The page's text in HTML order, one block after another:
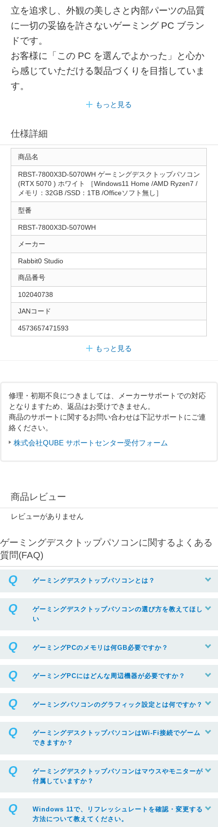
立を追求し、外観の美しさと内部パーツの品質
に一切の妥協を許さないゲーミング PC ブラン
ドです。
お客様に「この PC を選んでよかった」と心か
ら感じていただける製品づくりを目指していま
す。
もっと見る
仕様詳細
商品名
RBST-7800X3D-5070WH ゲーミングデスクトップパソコン
(RTX 5070 ) ホワイト ［Windows11 Home /AMD Ryzen7 /
メモリ：32GB /SSD：1TB /Officeソフト無し］
型番
RBST-7800X3D-5070WH
メーカー
Rabbit0 Studio
商品番号
102040738
JANコード
4573657471593
もっと見る
修理・初期不良につきましては、メーカーサポートでの対応
となりますため、返品はお受けできません。
商品のサポートに関するお問い合わせは下記サポートにご連
絡ください。
株式会社QUBE サポートセンター受付フォーム
商品レビュー
レビューがありません
ゲーミングデスクトップパソコンに関するよくある
質問(FAQ)
ゲーミングデスクトップパソコンとは？
ゲーミングデスクトップパソコンの選び方を教えてほし
い
ゲーミングPCのメモリは何GB必要ですか？
ゲーミングPCにはどんな周辺機器が必要ですか？
ゲーミングパソコンのグラフィック設定とは何ですか？
ゲーミングデスクトップパソコンはWi-Fi接続でゲーム
できますか？
ゲーミングデスクトップパソコンはマウスやモニターが
付属していますか？
Windows 11で、リフレッシュレートを確認・変更する
方法について教えてください。